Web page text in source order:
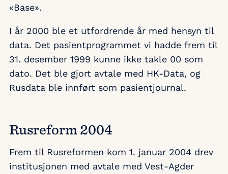
«Base».
I år 2000 ble et utfordrende år med hensyn til
data. Det pasientprogrammet vi hadde frem til
31. desember 1999 kunne ikke takle 00 som
dato. Det ble gjort avtale med HK-Data, og
Rusdata ble innført som pasientjournal.
Rusreform 2004
Frem til Rusreformen kom 1. januar 2004 drev
institusjonen med avtale med Vest-Agder